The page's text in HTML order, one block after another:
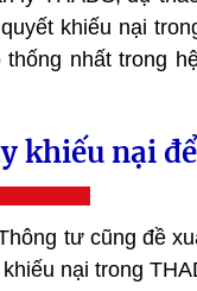
khiếu nại
nhất trong
khiếu nại
tư cũng đề
nại trong